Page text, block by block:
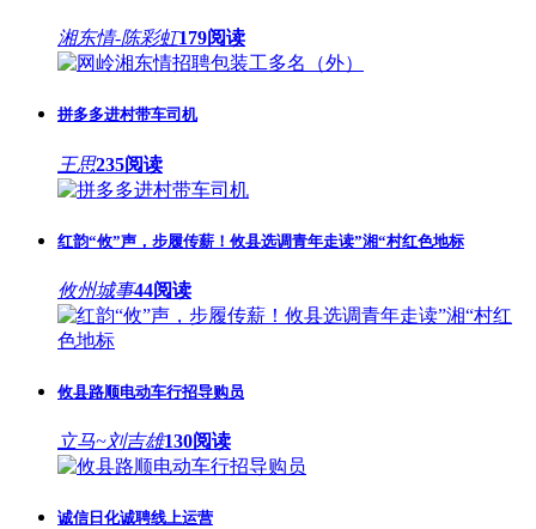
湘东情-陈彩虹179阅读
拼多多进村带车司机
王思235阅读
红韵“攸”声，步履传薪！攸县选调青年走读”湘“村红色地标
攸州城事44阅读
攸县路顺电动车行招导购员
立马~刘吉雄130阅读
诚信日化诚聘线上运营